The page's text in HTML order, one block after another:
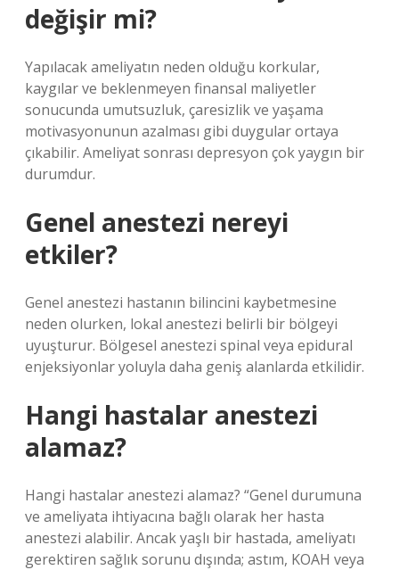
değişir mi?
Yapılacak ameliyatın neden olduğu korkular,
kaygılar ve beklenmeyen finansal maliyetler
sonucunda umutsuzluk, çaresizlik ve yaşama
motivasyonunun azalması gibi duygular ortaya
çıkabilir. Ameliyat sonrası depresyon çok yaygın bir
durumdur.
Genel anestezi nereyi
etkiler?
Genel anestezi hastanın bilincini kaybetmesine
neden olurken, lokal anestezi belirli bir bölgeyi
uyuşturur. Bölgesel anestezi spinal veya epidural
enjeksiyonlar yoluyla daha geniş alanlarda etkilidir.
Hangi hastalar anestezi
alamaz?
Hangi hastalar anestezi alamaz? “Genel durumuna
ve ameliyata ihtiyacına bağlı olarak her hasta
anestezi alabilir. Ancak yaşlı bir hastada, ameliyatı
gerektiren sağlık sorunu dışında; astım, KOAH veya